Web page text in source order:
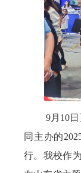
9月10
同主办的
行。我校作